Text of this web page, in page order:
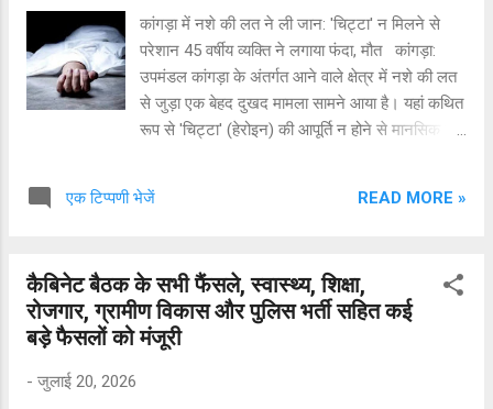
आतंकवादी आदिल ठोकर और हारून रशीद गनई के घरों
को ध्वस्त कर दिया। एक साल बाद बुलडोजर कार्रवाई:
कश्मीर में हिंसक घटनाओं में आई कमी के चलते पिछले
करीब एक वर्ष से आतंकियों की संपत्तियों पर कार्रवाई रुकी
हुई थी। हालांकि, प्रशासन पहले भी आतंकी गतिविधियों,
पनाह देने या हथियार छिपाने में इस्तेमाल होने वाली संपत्तियों
कांगड़ा में नशे की लत ने ली जान: 'चिट्टा' न मिलने से
परेशान 45 वर्षीय व्यक्ति ने लगाया फंदा, मौत ​ कांगड़ा:
उपमंडल कांगड़ा के अंतर्गत आने वाले क्षेत्र में नशे की लत
से जुड़ा एक बेहद दुखद मामला सामने आया है। यहां कथित
रूप से 'चिट्टा' (हेरोइन) की आपूर्ति न होने से मानसिक रूप
का उठाया फायदा प्राप्त जानकारी के अनुसार, सोमवार
परिजनों ने बताया कि मृतक पिछले दो-तीन दिनों से चिट्टा
न मिलने के कारण अत्यधिक परेशान और तनाव में चल रहा
था। ​ दरवाजा तोड़कर निकाला बाहर पत्नी जब घर वापस
एक टिप्पणी भेजें READ MORE »
कैबिनेट बैठक के सभी फैंसले, स्वास्थ्य, शिक्षा,
रोजगार, ग्रामीण विकास और पुलिस भर्ती सहित कई
बड़े फैसलों को मंजूरी
- जुलाई 20, 2026